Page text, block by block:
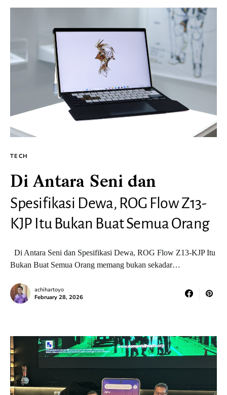
TECH
Di Antara Seni dan
Spesifikasi Dewa, ROG Flow Z13-
KJP Itu Bukan Buat Semua Orang
Di Antara Seni dan Spesifikasi Dewa, ROG Flow Z13-KJP Itu
Bukan Buat Semua Orang memang bukan sekadar…
achihartoyo
February 28, 2026